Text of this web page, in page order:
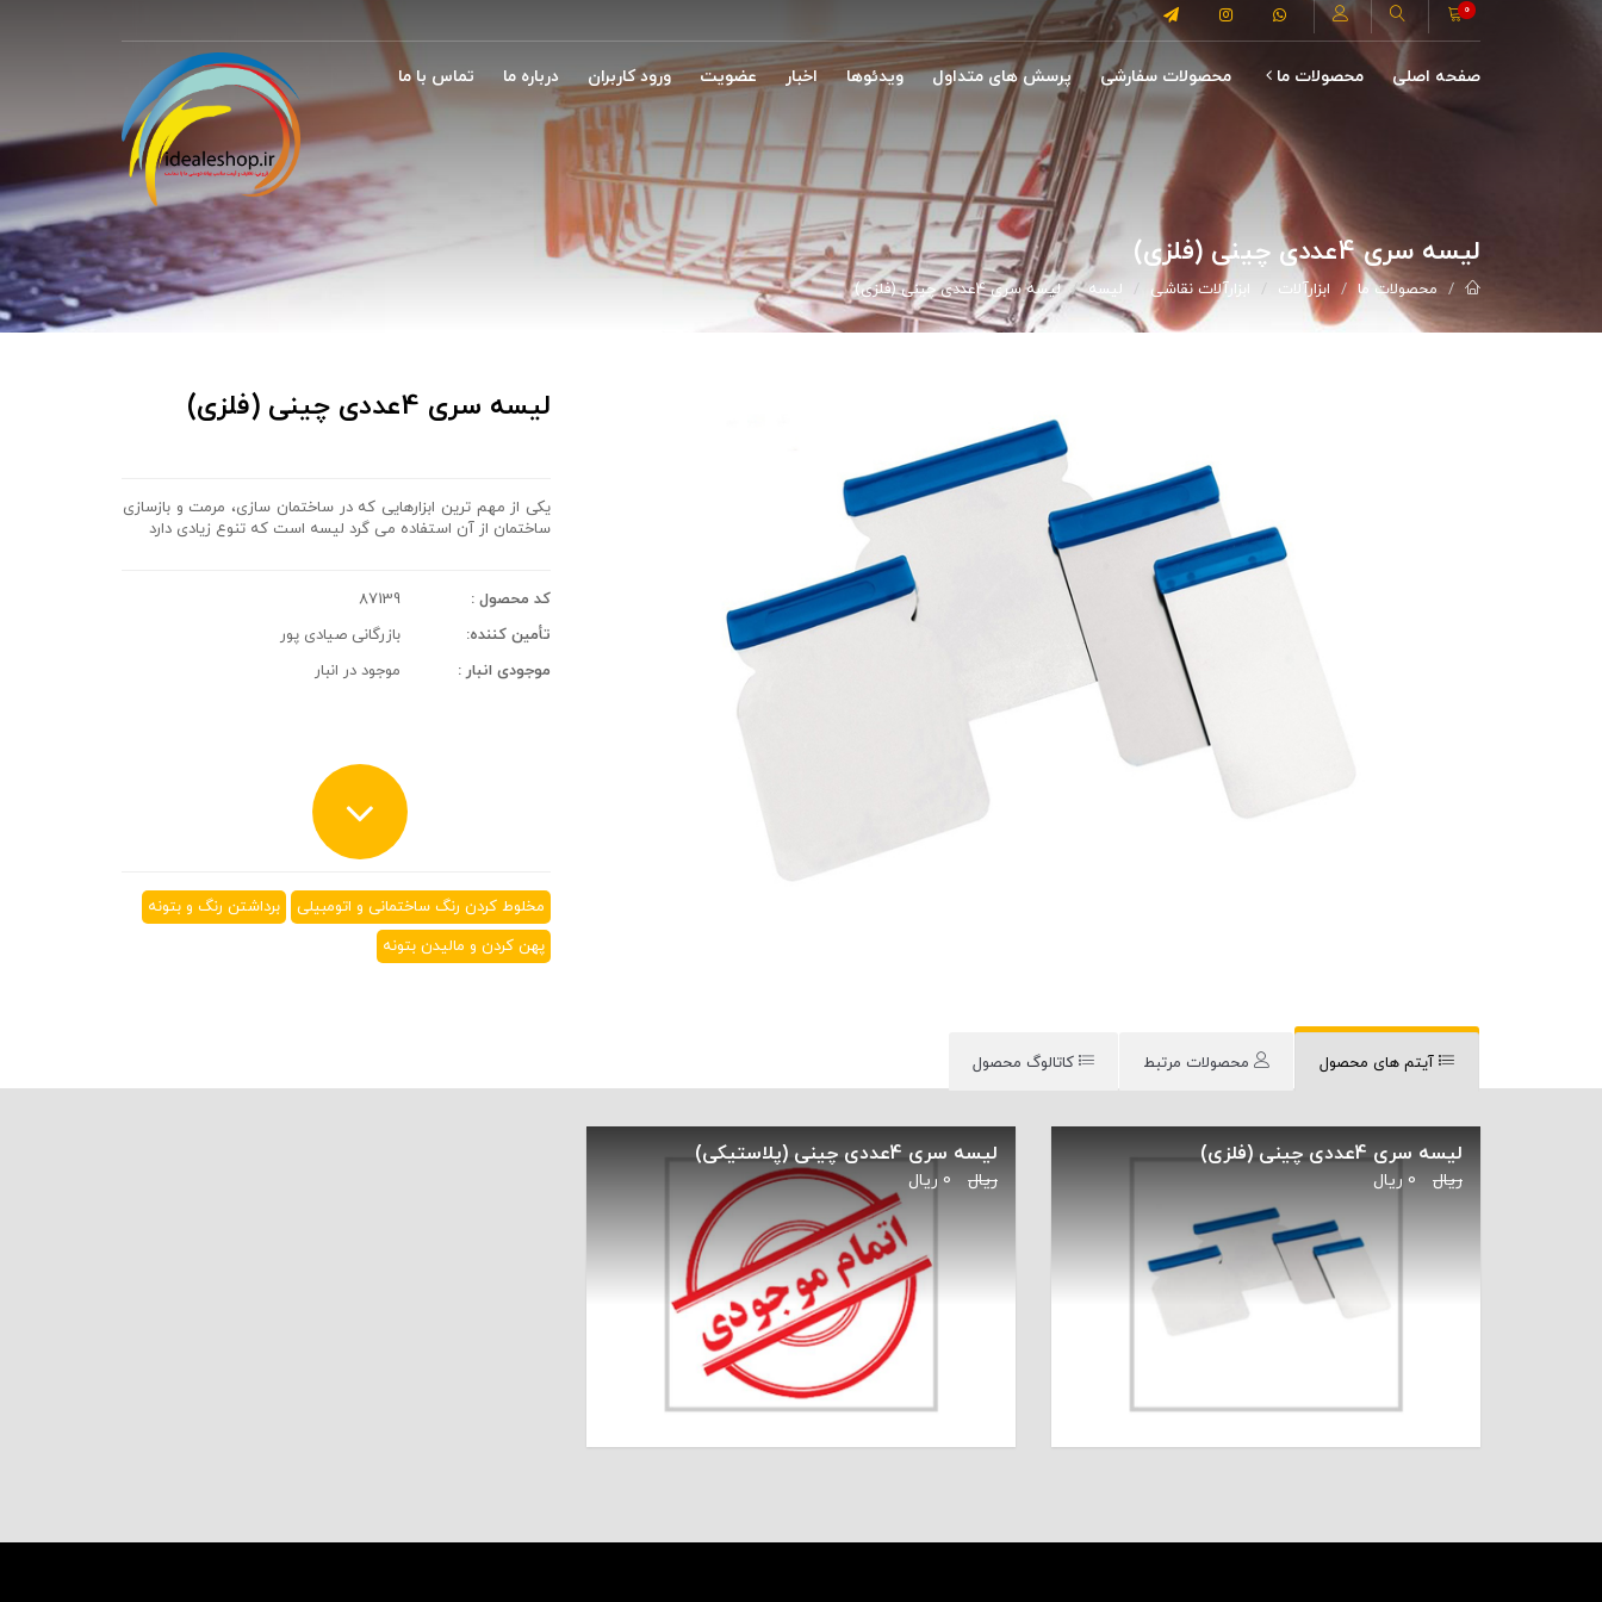
0
صفحه اصلی محصولات ما محصولات سفارشی پرسش های متداول ویدئوها اخبار عضویت ورود کاربران درباره ما تماس با ما
لیسه سری 4عددی چینی (فلزی)
محصولات ما ابزارآلات ابزارآلات نقاشی لیسه لیسه سری 4عددی چینی (فلزی)
لیسه سری 4عددی چینی (فلزی)
یکی از مهم ترین ابزارهایی که در ساختمان سازی، مرمت و بازسازی
ساختمان از آن استفاده می گرد لیسه است که تنوع زیادی دارد
کد محصول :
87139
تأمین کننده:
بازرگانی صیادی پور
موجودی انبار :
موجود در انبار
مخلوط کردن رنگ ساختمانی و اتومبیلی
برداشتن رنگ و بتونه
پهن کردن و مالیدن بتونه
آیتم های محصول محصولات مرتبط کاتالوگ محصول
لیسه سری 4عددی چینی (فلزی)
ریال 0 ریال
لیسه سری 4عددی چینی (پلاستیکی)
ریال 0 ریال